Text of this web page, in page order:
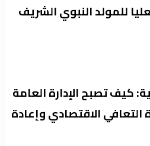
للمولد النبوي الشريف
كيف تصبح الإدارة العامة
التعافي الاقتصادي وإعادة